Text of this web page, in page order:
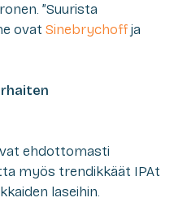
”Suurista
ovat Sinebrychoffja
ehdottomasti
myös trendikkäät IPAt
laseihin.